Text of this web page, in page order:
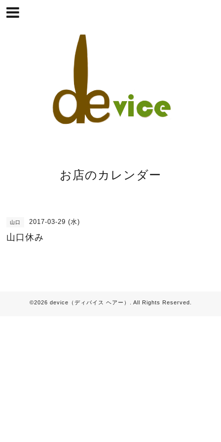
お店のカレンダー
山口 2017-03-29 (水)
山口休み
©2026 device（ディバイス ヘアー） . All Rights Reserved.